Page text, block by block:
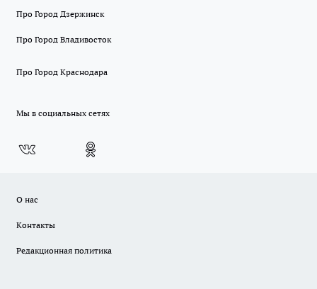
Про Город Дзержинск
Про Город Владивосток
Про Город Краснодара
Мы в социальных сетях
О нас
Контакты
Редакционная политика